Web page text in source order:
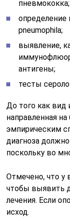
пневмококка;
определение
pneumophila;
выявление,
антигены;
тесты
До того как вид
направленная
эмпирическим
диагноза
поскольку во
Отмечено, что у
чтобы выявить
лечения. Если
исход.